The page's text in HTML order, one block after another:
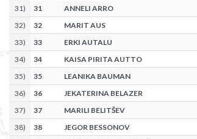
31) 31 ANNELI ARRO
32) 32 MARIT AUS
33) 33 ERKI AUTALU
34) 34 KAISA PIRITA AUTTO
35) 35 LEANIKA BAUMAN
36) 36 JEKATERINA BELAZER
37) 37 MARILI BELITŠEV
38) 38 JEGOR BESSONOV